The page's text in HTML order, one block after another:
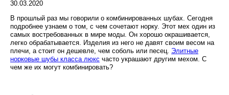
30.03.2020
В прошлый раз мы говорили о комбинированных шубах. Сегодня
подробнее узнаем о том, с чем сочетают норку. Этот мех один из
самых востребованных в мире моды. Он хорошо окрашивается,
легко обрабатывается. Изделия из него не давят своим весом на
плечи, а стоит он дешевле, чем соболь или песец. Элитные
норковые шубы класса люкс часто украшают другим мехом. С
чем же их могут комбинировать?